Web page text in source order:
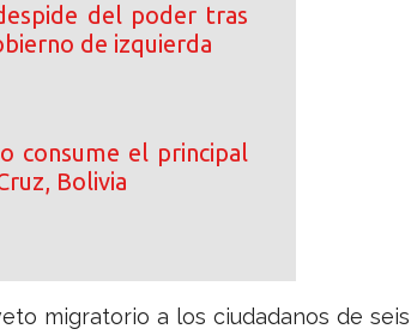
del poder tras
de izquierda
consume el principal
Bolivia
migratorio a los ciudadanos de seis